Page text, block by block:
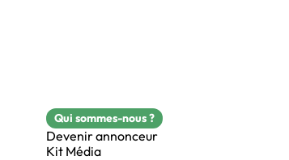
Qui sommes-nous ?
Devenir annonceur
Kit Média